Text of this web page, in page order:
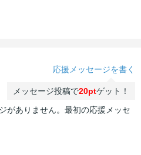
応援メッセージを書く
メッセージ投稿で20ptゲット！
がありません。最初の応援メッセ